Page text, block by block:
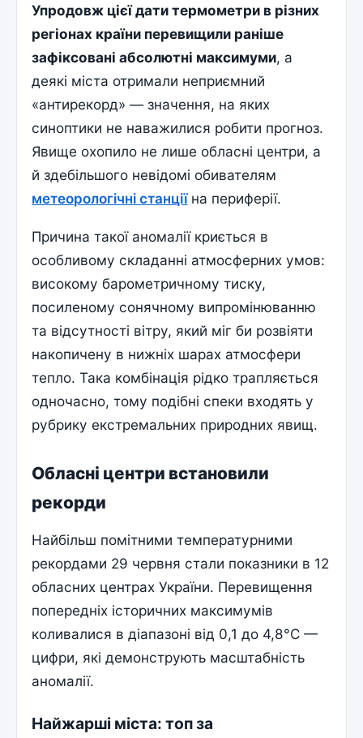
Упродовж цієї дати термометри в різних
регіонах країни перевищили раніше
зафіксовані абсолютні максимуми, а
деякі міста отримали неприємний
«антирекорд» — значення, на яких
синоптики не наважилися робити прогноз.
Явище охопило не лише обласні центри, а
й здебільшого невідомі обивателям
метеорологічні станціїна периферії.
Причина такої аномалії криється в
особливому складанні атмосферних умов:
високому барометричному тиску,
посиленому сонячному випромінюванню
та відсутності вітру, який міг би розвіяти
накопичену в нижніх шарах атмосфери
тепло. Така комбінація рідко трапляється
одночасно, тому подібні спеки входять у
рубрику екстремальних природних явищ.
Обласні центри встановили
рекорди
Найбільш помітними температурними
рекордами 29 червня стали показники в 12
обласних центрах України. Перевищення
попередніх історичних максимумів
коливалися в діапазоні від 0,1 до 4,8°C —
цифри, які демонструють масштабність
аномалії.
Найжарші міста: топ за